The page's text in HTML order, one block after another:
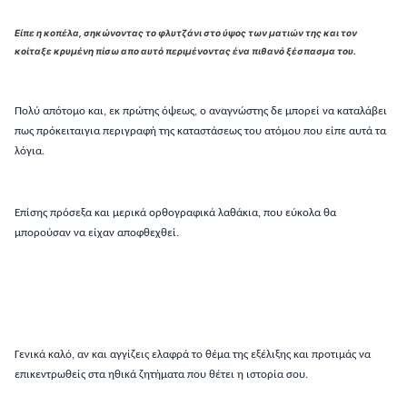
Είπε η κοπέλα, σηκώνοντας το φλυτζάνι στο ύψος των ματιών της και τον
κοίταξε κρυμένη πίσω απο αυτό περιμένοντας ένα πιθανό ξέσπασμα του.
Πολύ απότομο και, εκ πρώτης όψεως, ο αναγνώστης δε μπορεί να καταλάβει
πως πρόκειταιγια περιγραφή της καταστάσεως του ατόμου που είπε αυτά τα
λόγια.
Επίσης πρόσεξα και μερικά ορθογραφικά λαθάκια, που εύκολα θα
μπορούσαν να είχαν αποφθεχθεί.
Γενικά καλό, αν και αγγίζεις ελαφρά το θέμα της εξέλιξης και προτιμάς να
επικεντρωθείς στα ηθικά ζητήματα που θέτει η ιστορία σου.